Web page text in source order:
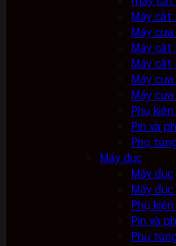
Máy cắt
Máy
Máy cắt
Máy
Máy
Máy
Phụ
Pin và
Phụ
Máy đục
Máy đục
Máy
Phụ
Pin và
Phụ